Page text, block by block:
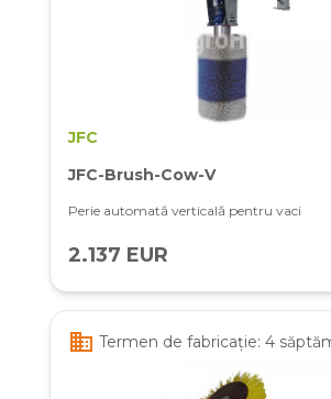
JFC
JFC-Brush-Cow-V
Perie automată verticală pentru vaci
2.137 EUR
business Termen de fabricație: 4